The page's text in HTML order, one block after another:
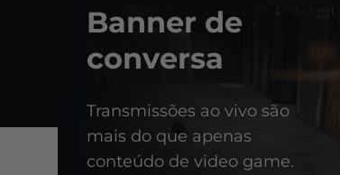
Banner de
conversa
Transmissões ao vivo são
mais do que apenas
conteúdo de video game.